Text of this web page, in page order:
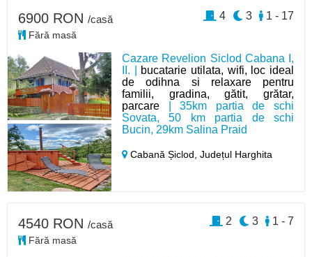
Cazare Revelion Siclod Cabana I,
II. | bucatarie utilata, wifi, loc ideal
de odihna si relaxare pentru
familii, gradina, gătit, grătar,
parcare | 35km partia de schi
Sovata, 50 km partia de schi
Bucin, 29km Salina Praid
Cabană Șiclod,Județul Harghita
6900 RON /casă
Fără masă
1 - 17
3
4
4540 RON /casă
Fără masă
1 - 7
3
2